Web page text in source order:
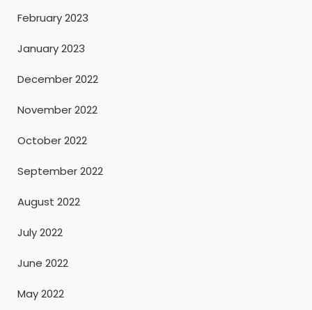
February 2023
January 2023
December 2022
November 2022
October 2022
September 2022
August 2022
July 2022
June 2022
May 2022